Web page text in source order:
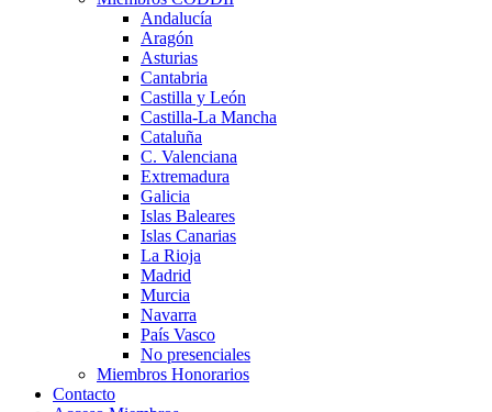
Andalucía
Aragón
Asturias
Cantabria
Castilla y León
Castilla-La Mancha
Cataluña
C. Valenciana
Extremadura
Galicia
Islas Baleares
Islas Canarias
La Rioja
Madrid
Murcia
Navarra
País Vasco
No presenciales
Miembros Honorarios
Contacto